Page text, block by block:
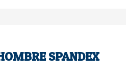
SPANDEX